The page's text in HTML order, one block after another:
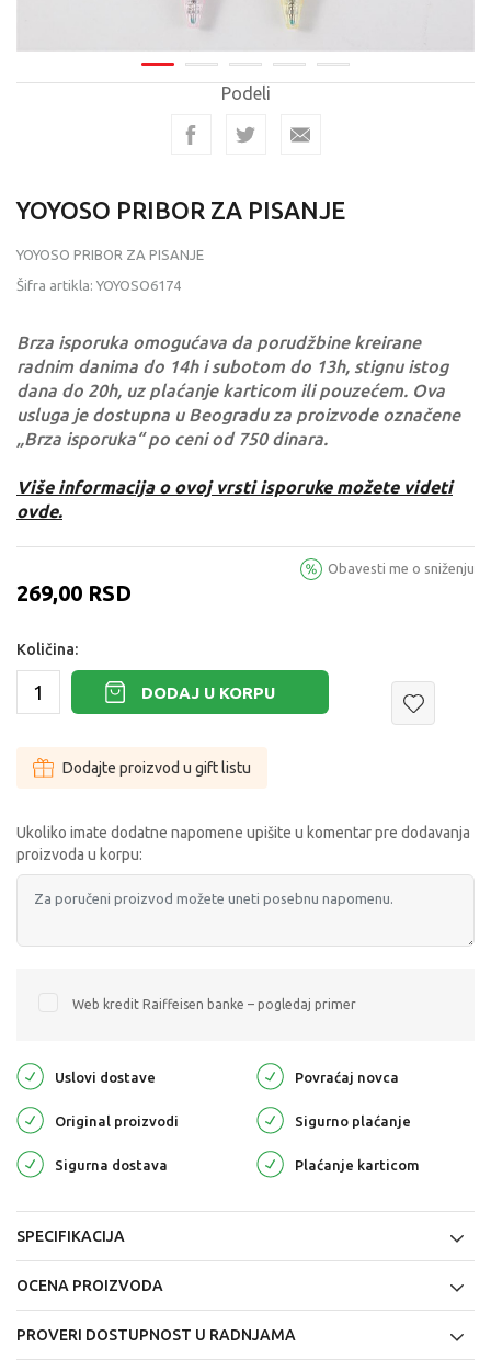
Podeli
YOYOSO PRIBOR ZA PISANJE
YOYOSO PRIBOR ZA PISANJE
Šifra artikla: YOYOSO6174
Brza isporuka omogućava da porudžbine kreirane
radnim danima do 14h i subotom do 13h, stignu istog
dana do 20h, uz plaćanje karticom ili pouzećem. Ova
usluga je dostupna u Beogradu za proizvode označene
„Brza isporuka“ po ceni od 750 dinara.
Više informacija o ovoj vrsti isporuke možete videti
ovde.
269,00 RSD
Obavesti me o sniženju
Količina:
DODAJ U KORPU
Dodajte proizvod u gift listu
Ukoliko imate dodatne napomene upišite u komentar pre dodavanja
proizvoda u korpu:
Web kredit Raiffeisen banke – pogledaj primer
Uslovi dostave Povraćaj novca
Original proizvodi Sigurno plaćanje
Sigurna dostava Plaćanje karticom
SPECIFIKACIJA
OCENA PROIZVODA
PROVERI DOSTUPNOST U RADNJAMA